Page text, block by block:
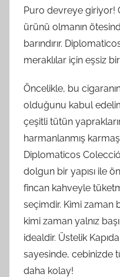
Puro devreye giriyor!
ürünü olmanın
barındırır.
meraklılar için eşsiz
Öncelikle, bu
olduğunu kabul
çeşitli tütün
harmanlanmış
Diplomaticos
dolgun bir yapısı ile
fincan kahveyle
seçimdir. Kimi zaman
kimi zaman yalnız
idealdir. Üstelik
sayesinde, cebinizde
daha kolay!